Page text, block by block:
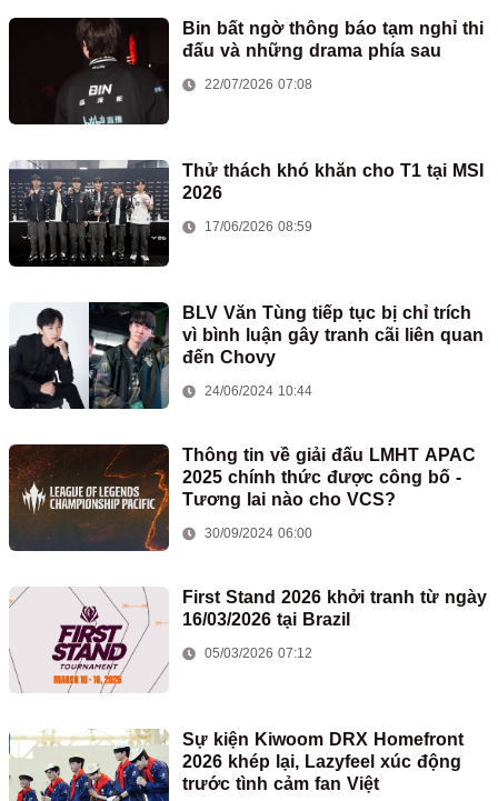
Bin bất ngờ thông báo tạm nghỉ thi
đấu và những drama phía sau
22/07/2026 07:08
Thử thách khó khăn cho T1 tại MSI
2026
17/06/2026 08:59
BLV Văn Tùng tiếp tục bị chỉ trích
vì bình luận gây tranh cãi liên quan
đến Chovy
24/06/2024 10:44
Thông tin về giải đấu LMHT APAC
2025 chính thức được công bố -
Tương lai nào cho VCS?
30/09/2024 06:00
First Stand 2026 khởi tranh từ ngày
16/03/2026 tại Brazil
05/03/2026 07:12
Sự kiện Kiwoom DRX Homefront
2026 khép lại, Lazyfeel xúc động
trước tình cảm fan Việt